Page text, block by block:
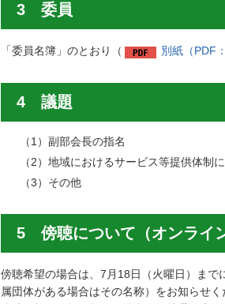
3 委員
「委員名簿」のとおり（ 別紙（PDF
4 議題
（1）副部会長の指名
（2）地域におけるサービス等提供体制
（3）その他
5 傍聴について（オンライ
傍聴希望の場合は、7月18日（火曜日）ま
属団体がある場合はその名称）をお知らせく